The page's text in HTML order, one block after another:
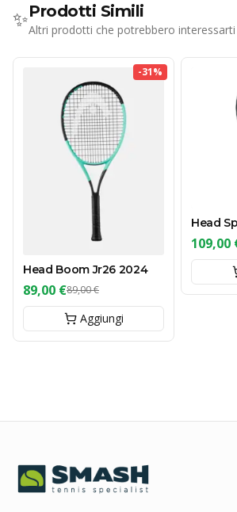
✨Prodotti Simili
Altri prodotti che potrebbero interessarti
-31%
Head Boom Jr26 2024
89,00 €89,00 €
Aggiungi
Head
109,00